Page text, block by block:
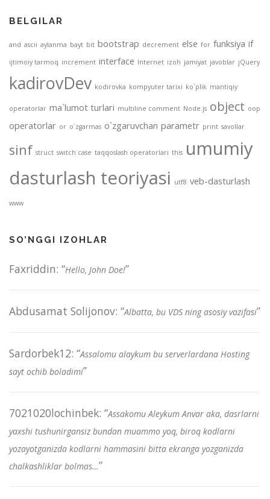
BELGILAR
and ascii aylanma bayt bit bootstrap decrement else for funksiya if
ijtimoiy tarmoq increment interface Internet izoh jamiyat javoblar jQuery
kadirovDev kodirovka kompyuter tarixi ko`plik mantiqiy
operatorlar ma`lumot turlari multiline comment Node.js object oop
operatorlar or o`zgarmas o`zgaruvchan parametr print savollar
sinf struct switch case taqqoslash operatorlari this umumiy
dasturlash teoriyasi utf8 veb-dasturlash
www
SO’NGGI IZOHLAR
Faxriddin: “Hello, John Doe!”
Abdusamat Solijonov: “Albatta, bu VDS ning asosiy vazifasi”
Sardorbek12: “Assalomu alaykum bu serverlardana Hosting
sayt ochib boladimi”
7021020lochinbek: “Assakomu Aleykum Anvar aka, dasrlarni
yaxshi tushunirgansiz bundan muammo yoq, biroq kodlarni
yozayotganizda kodlarni hammasini bitta ekranga yozganizda
chalkashliklar bolmas…”